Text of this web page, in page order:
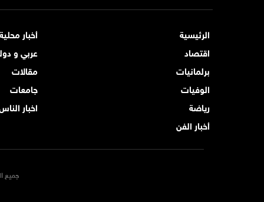
الرئيسية
أخبار محلية
اقتصاد
عربي و
برلمانيات
مقالات
الوفيات
جامعات
رياضة
اخبار
أخبار الفن
جميع